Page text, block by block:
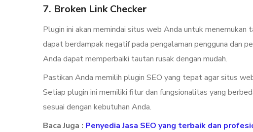
7. Broken Link Checker
Plugin ini akan memindai situs web Anda untuk menemukan
dapat berdampak negatif pada pengalaman pengguna dan
Anda dapat memperbaiki tautan rusak dengan mudah.
Pastikan Anda memilih plugin SEO yang tepat agar situs
Setiap plugin ini memiliki fitur dan fungsionalitas yang
sesuai dengan kebutuhan Anda.
Baca Juga : Penyedia Jasa SEO yang terbaik dan